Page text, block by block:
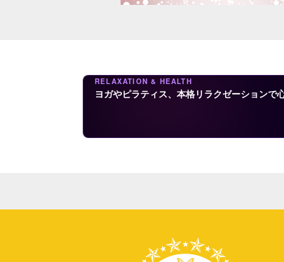
RELAXATION & HEALTH
ヨガやピラティス、本格リラクゼーションで